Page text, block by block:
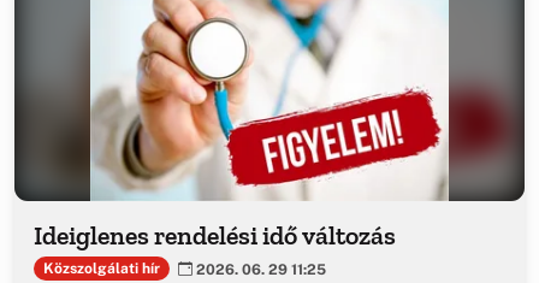
Ideiglenes rendelési idő változás
Közszolgálati hír 2026. 06. 29 11:25